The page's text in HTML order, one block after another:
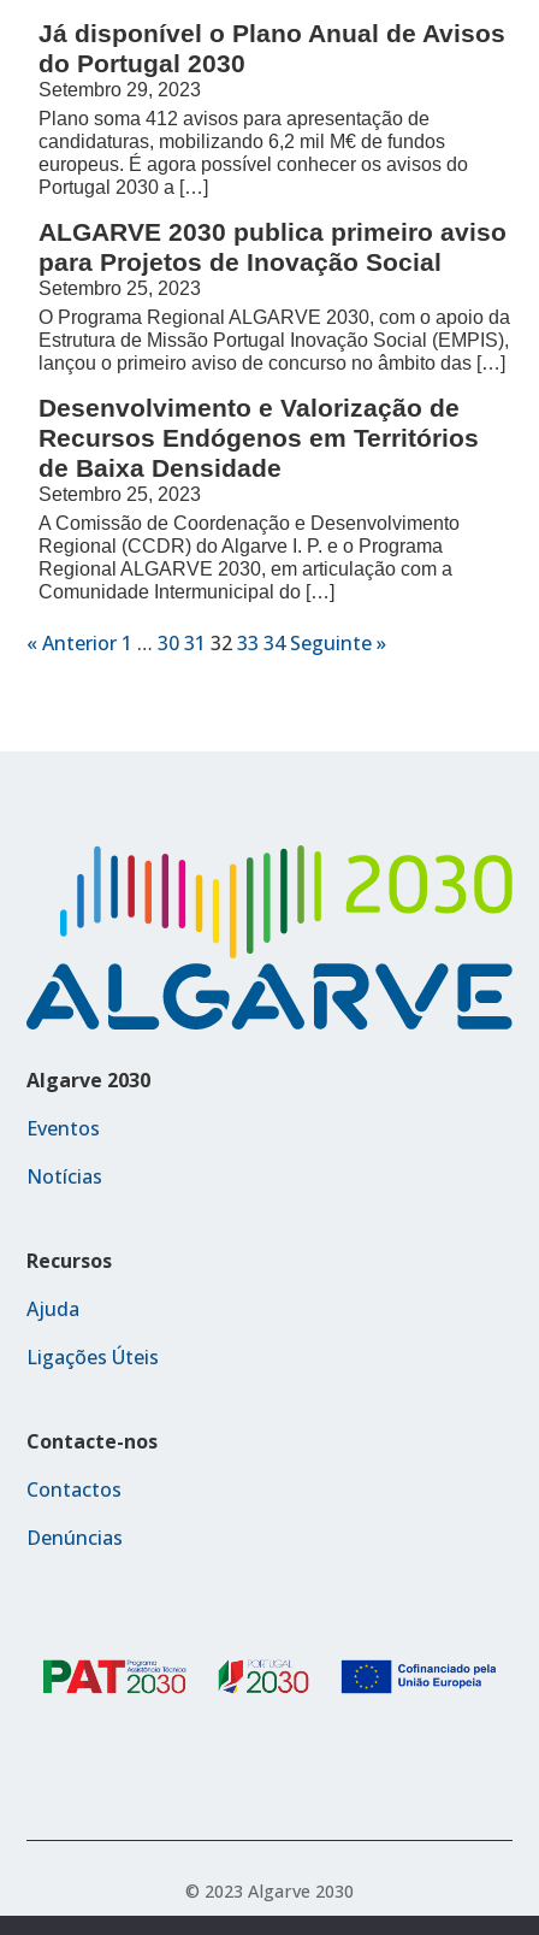
Já disponível o Plano Anual de Avisos
do Portugal 2030
Setembro 29, 2023
Plano soma 412 avisos para apresentação de
candidaturas, mobilizando 6,2 mil M€ de fundos
europeus. É agora possível conhecer os avisos do
Portugal 2030 a […]
ALGARVE 2030 publica primeiro aviso
para Projetos de Inovação Social
Setembro 25, 2023
O Programa Regional ALGARVE 2030, com o apoio da
Estrutura de Missão Portugal Inovação Social (EMPIS),
lançou o primeiro aviso de concurso no âmbito das […]
Desenvolvimento e Valorização de
Recursos Endógenos em Territórios
de Baixa Densidade
Setembro 25, 2023
A Comissão de Coordenação e Desenvolvimento
Regional (CCDR) do Algarve I. P. e o Programa
Regional ALGARVE 2030, em articulação com a
Comunidade Intermunicipal do […]
« Anterior 1 … 30 31 32 33 34 Seguinte »
Algarve 2030
Eventos
Notícias
Recursos
Ajuda
Ligações Úteis
Contacte-nos
Contactos
Denúncias
© 2023 Algarve 2030